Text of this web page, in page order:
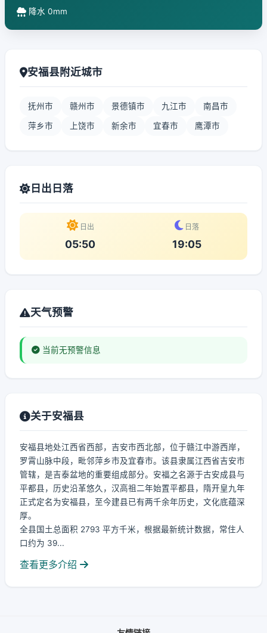
降水 0mm
安福县附近城市
抚州市 赣州市 景德镇市 九江市 南昌市
萍乡市 上饶市 新余市 宜春市 鹰潭市
日出日落
日出
05:50
日落
19:05
天气预警
当前无预警信息
关于安福县
安福县地处江西省西部，吉安市西北部，位于赣江中游西岸，
罗霄山脉中段，毗邻萍乡市及宜春市。该县隶属江西省吉安市
管辖，是吉泰盆地的重要组成部分。安福之名源于古安成县与
平都县，历史沿革悠久，汉高祖二年始置平都县，隋开皇九年
正式定名为安福县，至今建县已有两千余年历史，文化底蕴深
厚。
全县国土总面积 2793 平方千米，根据最新统计数据，常住人
口约为 39...
查看更多介绍